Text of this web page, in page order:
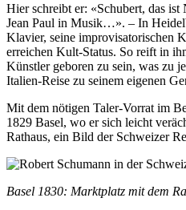
Hier schreibt er: «Schubert, das
Jean Paul in Musik…». – In
Klavier, seine improvisatorischen
erreichen Kult-Status. So reift in
Künstler geboren zu sein, was zu
Italien-Reise zu seinem eigenen
Mit dem nötigen Taler-Vorrat im
1829 Basel, wo er sich leicht
Rathaus, ein Bild der Schweizer
Basel 1830: Marktplatz mit dem